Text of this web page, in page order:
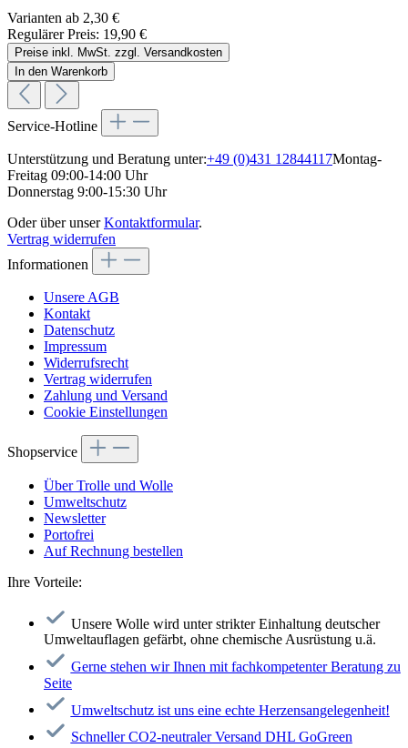
Varianten ab 2,30 €
Regulärer Preis: 19,90 €
Preise inkl. MwSt. zzgl. Versandkosten
In den Warenkorb
Service-Hotline
Unterstützung und Beratung unter:+49 (0)431 12844117Montag-
Freitag 09:00-14:00 Uhr
Donnerstag 9:00-15:30 Uhr
Oder über unserKontaktformular.
Vertrag widerrufen
Informationen
Unsere AGB
Kontakt
Datenschutz
Impressum
Widerrufsrecht
Vertrag widerrufen
Zahlung und Versand
Cookie Einstellungen
Shopservice
Über Trolle und Wolle
Umweltschutz
Newsletter
Portofrei
Auf Rechnung bestellen
Ihre Vorteile:
Unsere Wolle wird unter strikter Einhaltung deutscher
Umweltauflagen gefärbt, ohne chemische Ausrüstung u.ä.
Gerne stehen wir Ihnen mit fachkompetenter Beratung zu
Seite
Umweltschutz ist uns eine echte Herzensangelegenheit!
Schneller CO2-neutraler Versand DHL GoGreen